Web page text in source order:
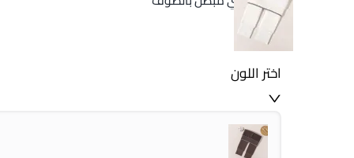
الألوان
اختر اللون